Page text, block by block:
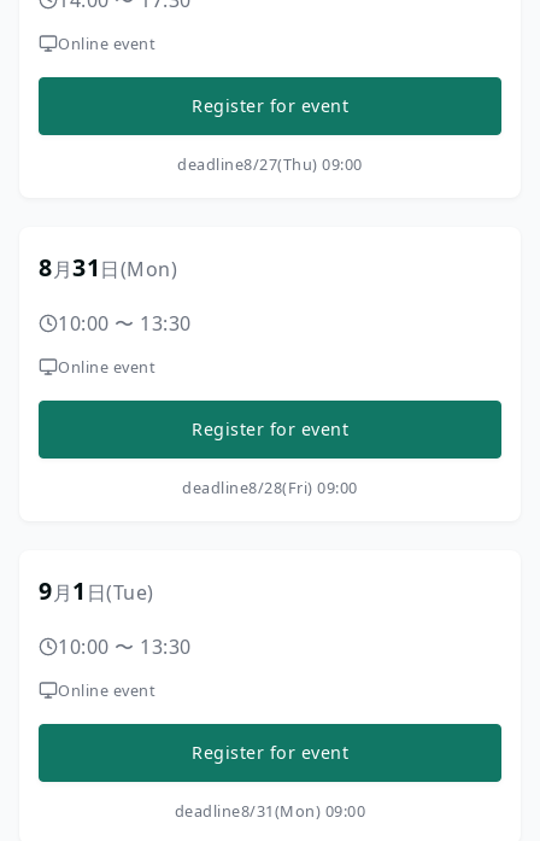
Online event
Register for event
deadline8/27(Thu) 09:00
8月31日(Mon)
10:00 〜 13:30
Online event
Register for event
deadline8/28(Fri) 09:00
9月1 日(Tue)
10:00 〜 13:30
Online event
Register for event
deadline8/31(Mon) 09:00